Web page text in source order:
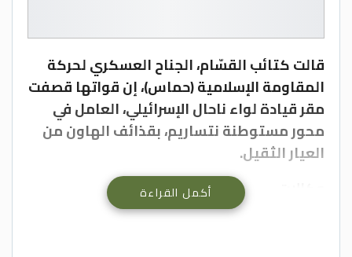
قالت كتائب القسّام، الجناح العسكري لحركة
المقاومة الإسلامية (حماس)، إن قواتها قصفت
مقر قيادة لواء ناحال الإسرائيلي، العامل في
محور مستوطنة نتساريم، بقذائف الهاون من
العيار الثقيل.
أكمل القراءة